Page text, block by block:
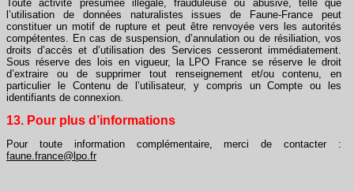
Toute activité présumée illégale, frauduleuse ou abusive, telle que
l’utilisation de données naturalistes issues de Faune-France peut
constituer un motif de rupture et peut être renvoyée vers les autorités
compétentes. En cas de suspension, d’annulation ou de résiliation, vos
droits d’accès et d’utilisation des Services cesseront immédiatement.
Sous réserve des lois en vigueur, la LPO France se réserve le droit
d’extraire ou de supprimer tout renseignement et/ou contenu, en
particulier le Contenu de l’utilisateur, y compris un Compte ou les
identifiants de connexion.
13. Pour plus d’informations
Pour toute information complémentaire, merci de contacter :
faune.france@lpo.fr